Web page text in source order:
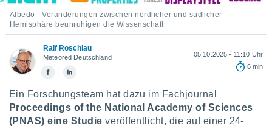
und
und
davon, ob
oder
Albedo - Veränderungen zwischen nördlicher und südlicher
Hemisphäre beunruhigen die Wissenschaft
Ralf Roschlau
Meteored Deutschland
05.10.2025 - 11:10 Uhr
6 min
Ein Forschungsteam hat dazu im Fachjournal
Proceedings of the National Academy of Sciences
(PNAS) eine Studieveröffentlicht, die auf einer 24-